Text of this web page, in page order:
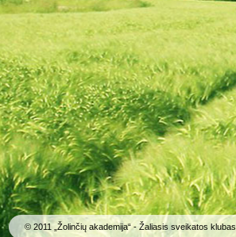
© 2011 „Žolinčių akademija“ - Žaliasis sveikatos klubas